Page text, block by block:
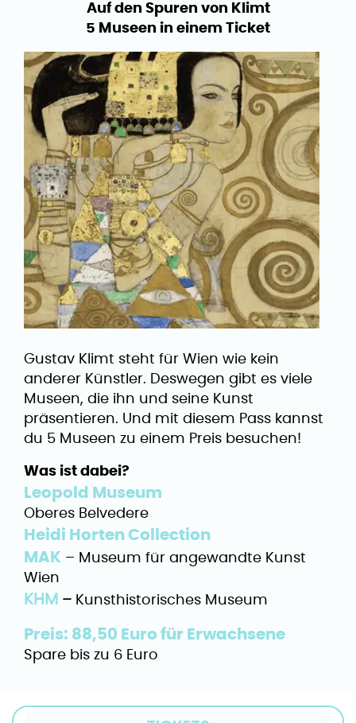
Auf den Spuren von Klimt
5 Museen in einem Ticket
Gustav Klimt steht für Wien wie kein
anderer Künstler. Deswegen gibt es viele
Museen, die ihn und seine Kunst
präsentieren. Und mit diesem Pass kannst
du 5 Museen zu einem Preis besuchen!
Was ist dabei?
Leopold Museum
Oberes Belvedere
Heidi Horten Collection
MAK – Museum für angewandte Kunst
Wien
KHM – Kunsthistorisches Museum
Preis: 88,50 Euro für Erwachsene
Spare bis zu 6 Euro